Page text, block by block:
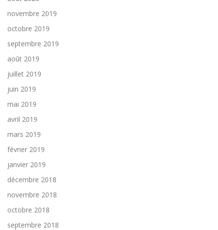
novembre 2019
octobre 2019
septembre 2019
août 2019
juillet 2019
juin 2019
mai 2019
avril 2019
mars 2019
février 2019
janvier 2019
décembre 2018
novembre 2018
octobre 2018
septembre 2018